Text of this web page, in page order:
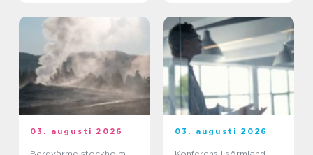
03. augusti 2026 03. augusti 2026